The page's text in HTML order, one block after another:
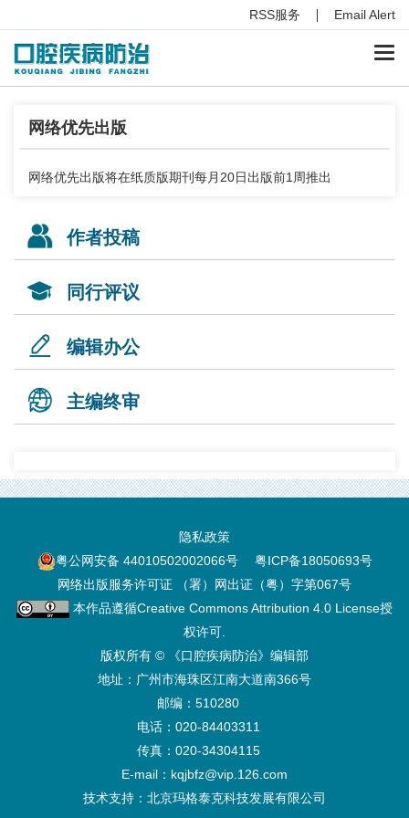
RSS服务 Email Alert
网络优先出版
网络优先出版将在纸质版期刊每月20日出版前1周推出
作者投稿
同行评议
编辑办公
主编终审
隐私政策
粤公网安备 44010502002066号
粤ICP备18050693号
网络出版服务许可证 （署）网出证（粤）字第067号
本作品遵循Creative Commons Attribution 4.0 License授
权许可.
版权所有 © 《口腔疾病防治》编辑部
地址：广州市海珠区江南大道南366号
邮编：510280
电话：020-84403311
传真：020-34304115
E-mail：kqjbfz@vip.126.com
技术支持： 北京玛格泰克科技发展有限公司